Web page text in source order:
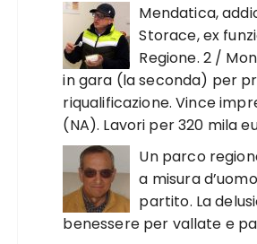
Mendatica,
Storace, ex
Regione. 2 /
in gara (la seconda) per
riqualificazione. Vince
(NA). Lavori per 320 mila
Un parco
a misura
partito. La
benessere per vallate e